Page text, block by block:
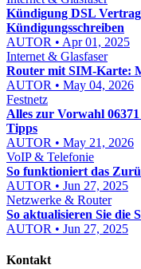
Kündigung DSL Vertrag
Kündigungsschreiben
AUTOR • Apr 01, 2025
Internet & Glasfaser
Router mit SIM-Karte:
AUTOR • May 04, 2026
Festnetz
Alles zur Vorwahl
Tipps
AUTOR • May 21, 2026
VoIP & Telefonie
So funktioniert das
AUTOR • Jun 27, 2025
Netzwerke & Router
So aktualisieren Sie die
AUTOR • Jun 27, 2025
Kontakt